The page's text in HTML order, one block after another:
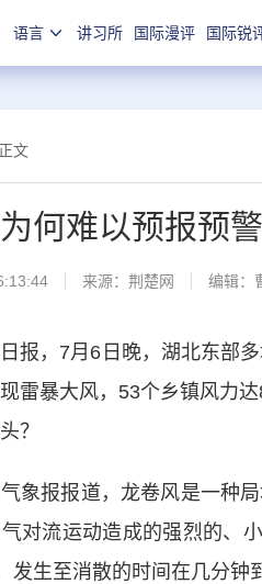
语言 讲习所 国际漫评 国际锐
文
何难以预报预
来源： 荆楚网 编辑：
，7月6日晚，湖北东部多
雷暴大风，53个乡镇风力
？
报报道，龙卷风是一种局
对流运动造成的强烈的、
发生至消散的时间在几分钟